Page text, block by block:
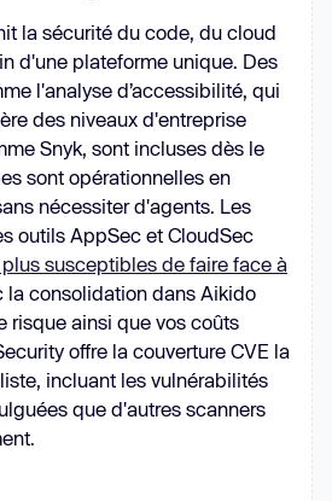
la sécurité du code, du cloud
d'une plateforme unique. Des
l'analyse d’accessibilité, qui
des niveaux d'entreprise
Snyk, sont incluses dès le
sont opérationnelles en
nécessiter d'agents. Les
outils AppSec et CloudSec
susceptibles de faire face à
la consolidation dans Aikido
risque ainsi que vos coûts
offre la couverture CVE la
incluant les vulnérabilités
que d'autres scanners